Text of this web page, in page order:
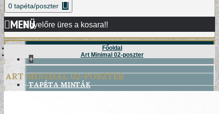
0 tapéta/poszter
Egyelőre üres a kosara!!
MENÜ
+
TAPÉTA MINTÁK
Főoldal
Art Minimal 02-poszter
ART MINIMAL 02-POSZTER